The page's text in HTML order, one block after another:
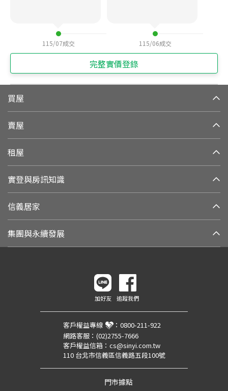
115/07成交 115/06成交
完整實價登錄
買屋
賣屋
租屋
實登與房訊知識
信義居家
集團與永續發展
加好友 追蹤我們
客戶權益專線 ： 0800-211-922
網路客服： (02)2755-7666
客戶權益信箱： cs@sinyi.com.tw
110 台北市信義區信義路五段100號
門市據點